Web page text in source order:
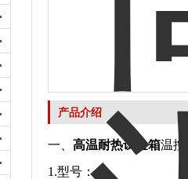
产品介绍
一、 高温耐热试验箱温
1.型号：